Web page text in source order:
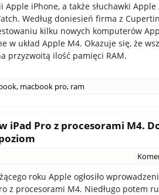
iPhone, a także słuchawki Apple
Według doniesień firma z
kilku nowych komputerów
w układ Apple M4. Okazuje się, że
przyzwoitą ilość pamięci RAM.
, macbook pro, ram
iPad Pro z procesorami M4.
roku Apple ogłosiło
z procesorami M4. Niedługo potem